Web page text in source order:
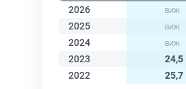
2026
2025
2024
2023
24,5
2022
25,7